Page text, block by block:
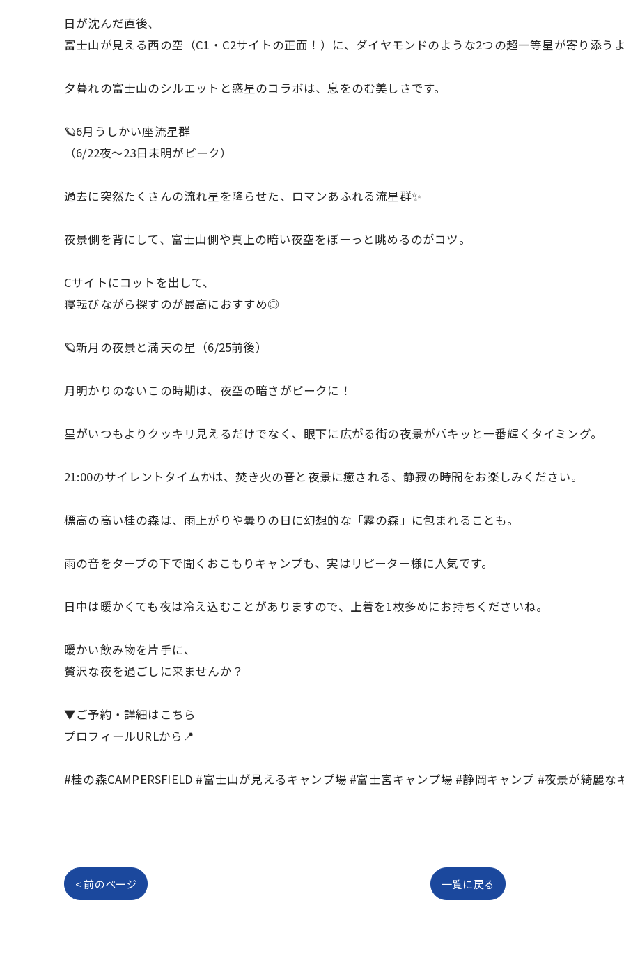
日が沈んだ直後、
富士山が見える西の空（C1・C2サイトの正面！）に、ダイヤモンドのような2つの超一等星が寄り添う
夕暮れの富士山のシルエットと惑星のコラボは、息をのむ美しさです。
🪐6月うしかい座流星群
（6/22夜〜23日未明がピーク）
過去に突然たくさんの流れ星を降らせた、ロマンあふれる流星群✨
夜景側を背にして、富士山側や真上の暗い夜空をぼーっと眺めるのがコツ。
Cサイトにコットを出して、
寝転びながら探すのが最高におすすめ◎
🪐新月の夜景と満天の星（6/25前後）
月明かりのないこの時期は、夜空の暗さがピークに！
星がいつもよりクッキリ見えるだけでなく、眼下に広がる街の夜景がパキッと一番輝くタイミング。
21:00のサイレントタイムかは、焚き火の音と夜景に癒される、静寂の時間をお楽しみください。
標高の高い桂の森は、雨上がりや曇りの日に幻想的な「霧の森」に包まれることも。
雨の音をタープの下で聞くおこもりキャンプも、実はリピーター様に人気です。
日中は暖かくても夜は冷え込むことがありますので、上着を1枚多めにお持ちくださいね。
暖かい飲み物を片手に、
贅沢な夜を過ごしに来ませんか？
▼ご予約・詳細はこちら
プロフィールURLから📍
#桂の森CAMPERSFIELD #富士山が見えるキャンプ場 #富士宮キャンプ場 #静岡キャンプ #夜景が綺麗な
< 前のページ 一覧に戻る